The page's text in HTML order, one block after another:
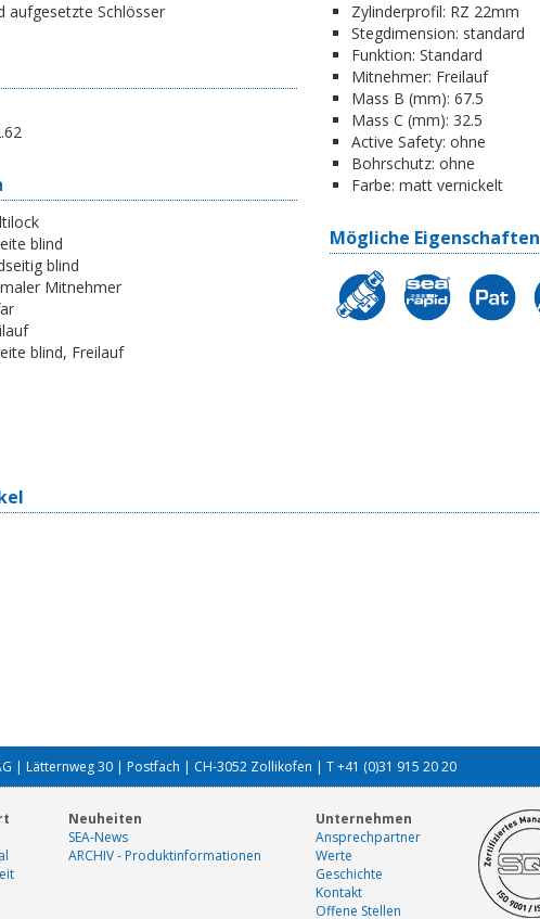
aufgesetzte Schlösser
blind
blind
Mitnehmer
blind, Freilauf
Zylinderprofil: RZ 22mm
Stegdimension: standard
Funktion: Standard
Mitnehmer: Freilauf
Mass B (mm): 67.5
Mass C (mm): 32.5
Active Safety: ohne
Bohrschutz: ohne
Farbe: matt vernickelt
Mögliche Eigenschaften
| Lätternweg 30 | Postfach | CH-3052 Zollikofen | T +41 (0)31 915 20 20
Neuheiten
SEA-News
ARCHIV - Produktinformationen
Unternehmen
Ansprechpartner
Werte
Geschichte
Kontakt
Offene Stellen